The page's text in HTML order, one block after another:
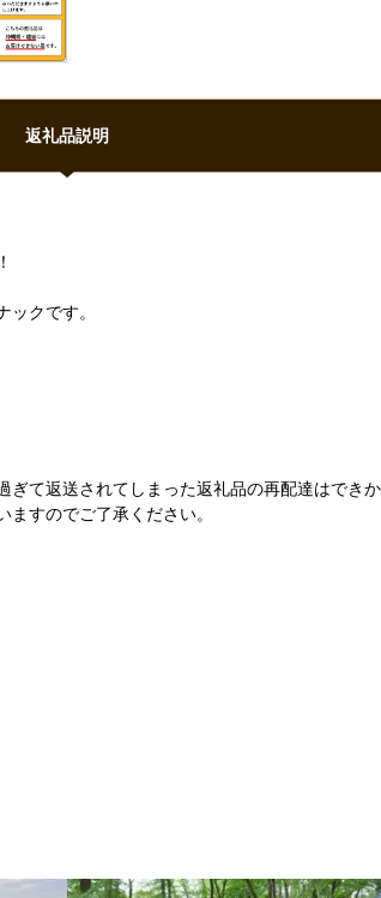
返礼品説明
クです。
て返送されてしまった返礼品の再配達はできか
すのでご了承ください。